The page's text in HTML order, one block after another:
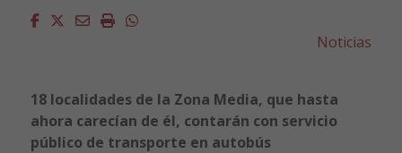
Facebook
Twitter
EmailImprimirWhatsapp
Noticias
18 localidades de la Zona Media, que hasta
ahora carecían de él, contarán con servicio
público de transporte en autobús